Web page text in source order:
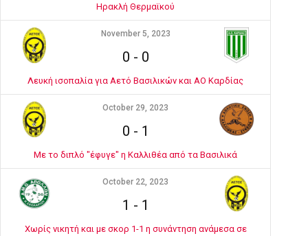
Ηρακλή Θερμαϊκού
November 5, 2023
0 - 0
Λευκή ισοπαλία για Αετό Βασιλικών και ΑΟ Καρδίας
October 29, 2023
0 - 1
Με το διπλό "έφυγε" η Καλλιθέα από τα Βασιλικά
October 22, 2023
1 - 1
Χωρίς νικητή και με σκορ 1-1 η συνάντηση ανάμεσα σε